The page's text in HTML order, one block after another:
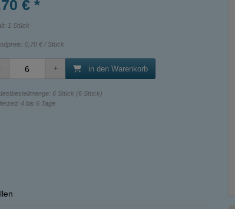
€ *
1 Stück
0,70 € / Stück
in den Warenkorb
6 Stück (6 Stück)
4 bis 6 Tage